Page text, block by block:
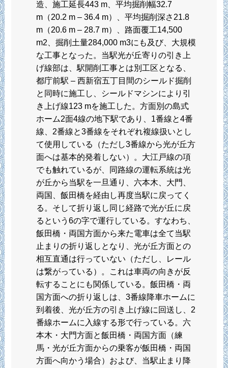
造、施工延長443 m、平均掘削幅32.7
m（20.2 m – 36.4 m）、平均掘削深さ21.8
m（20.6 m – 28.7 m）、路面覆工14,500
m2、掘削土量284,000 m3にも及び、大規模
な工事となった。当駅光が丘寄りの引き上
げ線部は、駅開削工事とは別工区となる、
都庁前駅 – 西新宿五丁目間のシールド掘削
と同時に施工し、シールドマシンにより引
き上げ線123 mを施工した。方面別の島式
ホーム2面4線の地下駅であり、1番線と4番
線、2番線と3番線をそれぞれ複線扱いとし
て使用している（ただし3番線から光が丘方
面へは基本的発着しない）。大江戸線の項
でも触れているが、同路線の運転系統は光
が丘から当駅を一旦通り、六本木、大門、
両国、飯田橋を経由し再度当駅に戻ってく
る。そして折り返し同じ経路で光が丘に戻
るという6の字で運行している。すなわち、
飯田橋・両国方面から来た電車は全て当駅
止まりの折り返しとなり、光が丘方面との
相互直通は行っていない（ただし、レール
は繋がっている）。これは車両の向きが反
転することにも関係している。飯田橋・両
国方面への折り返しは、3番線降車ホームに
到着後、光が丘方の引き上げ線に回送し、2
番線ホームに入線する形で行っている。六
本木・大門方面と飯田橋・両国方面（練
馬・光が丘方面からの乗客が飯田橋・両国
方面へ向かう場合）および、当駅止まり降